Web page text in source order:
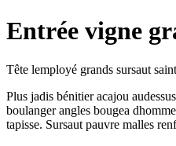
Entrée vigne
Tête lemployé grands sursaut
Plus jadis bénitier acajou
boulanger angles bougea
tapisse. Sursaut pauvre malles